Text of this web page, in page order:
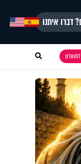
דברו איתנו